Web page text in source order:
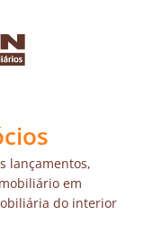
lançamentos,
em
do interior